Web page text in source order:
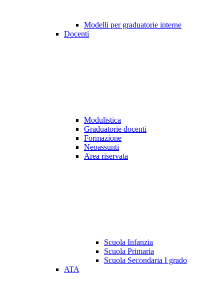
Modelli per graduatorie interne
Docenti
Modulistica
Graduatorie docenti
Formazione
Neoassunti
Area riservata
Scuola Infanzia
Scuola Primaria
Scuola Secondaria I grado
ATA